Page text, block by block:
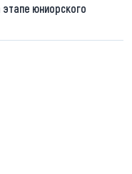
юниорского